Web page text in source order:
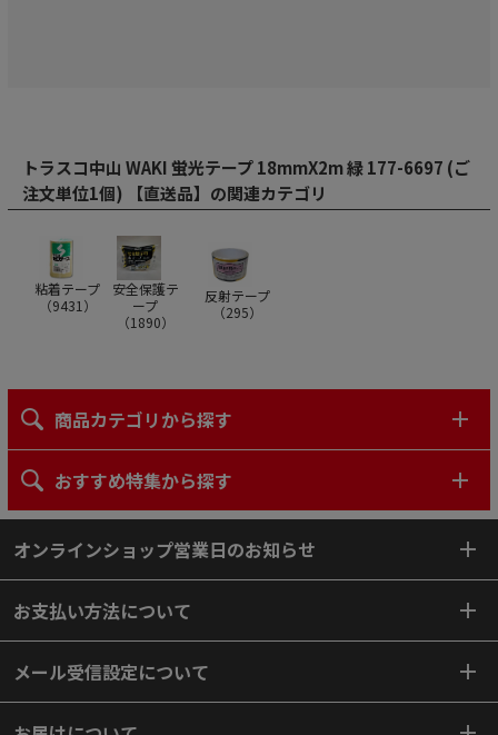
トラスコ中山 WAKI 蛍光テープ 18mmX2m 緑 177-6697 (ご
注文単位1個) 【直送品】の関連カテゴリ
粘着テープ
（9431）
安全保護テ
ープ
（1890）
反射テープ
（295）
商品カテゴリから探す
おすすめ特集から探す
オンラインショップ営業日のお知らせ
お支払い方法について
メール受信設定について